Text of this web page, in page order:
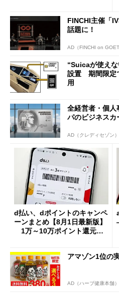
FINCHI主催「
話題に！
AD（FINCHI on
“Suicaが使え
設置 期間限定
用
全経営者・個人
パのビジネスカ
AD（クレディセゾン）
d払い、dポイントのキャンペ
ーンまとめ【8月1日最新版】
1万～10万ポイント還元の
アマゾン1位の
AD（ハーブ健康本舗）